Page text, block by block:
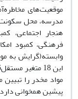
موقعیت‌های
مدرسه، محل سکونت،
هنجار اجتماعی،
فرهنگی، کمبود
وابسته(گرایش به
مواد مخدر را
پیشین همخوانی